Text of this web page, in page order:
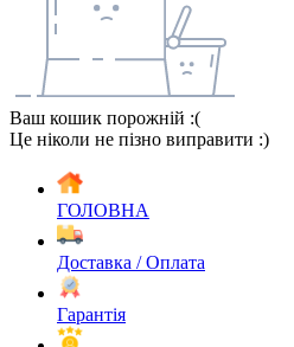
Ваш кошик порожній :(
Це ніколи не пізно виправити :)
ГОЛОВНА
Доставка / Оплата
Гарантія